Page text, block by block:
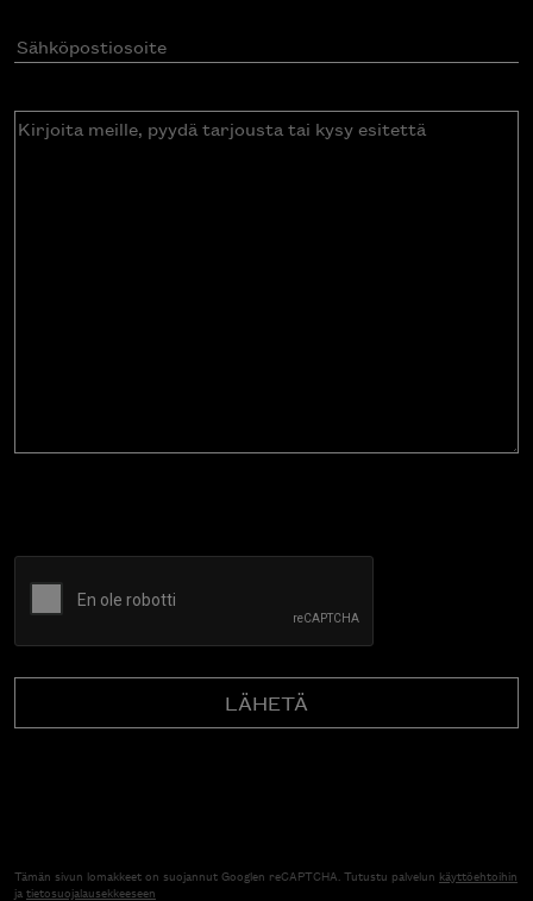
Sähköpostiosoite(Pakollinen)
Kirjoita
Tämän sivun lomakkeet on suojannut Googlen reCAPTCHA. Tutustu palvelun käyttöehtoihin
jatietosuojalausekkeeseen